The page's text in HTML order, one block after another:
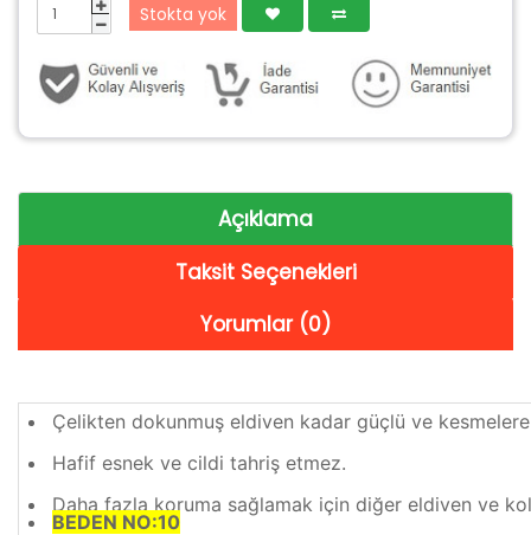
Stokta yok
Açıklama
Taksit Seçenekleri
Yorumlar (0)
Çelikten dokunmuş eldiven kadar güçlü ve kesmelere
Hafif esnek ve cildi tahriş etmez.
Daha fazla koruma sağlamak için diğer eldiven ve
BEDEN NO:10